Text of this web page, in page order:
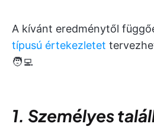
A kívánt eredménytől
típusú értekezletet
🧑‍💻
1. Személyes